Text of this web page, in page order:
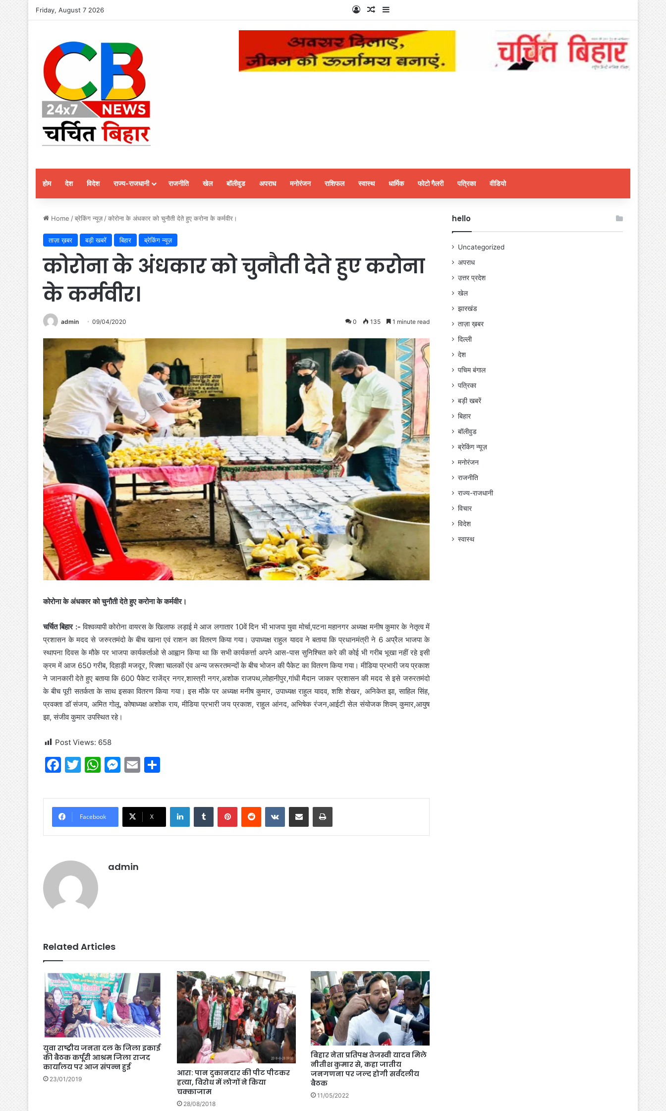
Friday, August 7 2026 Log InRandom Article
Sidebar
होम देश विदेश राज्य-राजधानी राजनीति खेल बॉलीवुड अपराध मनोरंजन राशिफल स्वास्थ धार्मिक फोटो गैलरी पत्रिका वीडियो
Home /ब्रेकिंग न्यूज़ /कोरोना के अंधकार को चुनौती देते हुए करोना के कर्मवीर।
ताज़ा ख़बर बड़ी खबरें बिहार ब्रेकिंग न्यूज़
कोरोना के अंधकार को चुनौती देते हुए करोना
के कर्मवीर।
admin 09/04/2020 0 135 1 minute read
कोरोना के अंधकार को चुनौती देते हुए करोना के कर्मवीर।
चर्चित बिहार :-विश्वव्यापी कोरोना वायरस के खिलाफ लड़ाई मे आज लगातार 10वें दिन भी भाजपा युवा मोर्चा,पटना महानगर अध्यक्ष मनीष कुमार के नेतृत्व में
प्रशासन के मदद से जरुरतमंदो के बीच खाना एवं राशन का वितरण किया गया। उपाध्यक्ष राहुल यादव ने बताया कि प्रधानमंत्री ने 6 अप्रैल भाजपा के
स्थापना दिवस के मौके पर भाजपा कार्यकर्ताओ से आह्वान किया था कि सभी कार्यकर्त्ता अपने आस-पास सुनिश्चित करे की कोई भी गरीब भूखा नहीं रहे इसी
क्रम में आज 650 गरीब, दिहाड़ी मजदूर, रिक्शा चालकों एंव अन्य जरूरतमन्दों के बीच भोजन की पैकेट का वितरण किया गया। मीडिया प्रभारी जय प्रकाश
ने जानकारी देते हुए बताया कि 600 पैकेट राजेंद्र नगर,शास्त्री नगर,अशोक राजपथ,लोहानीपुर,गांधी मैदान जाकर प्रशासन की मदद से इसे जरुरतमंदो
के बीच पूरी सतर्कता के साथ इसका वितरण किया गया। इस मौके पर अध्यक्ष मनीष कुमार, उपाध्यक्ष राहुल यादव, शशि शेखर, अनिकेत झा, साहिल सिंह,
प्रवक्ता डॉ संजय, अमित गोलू, कोषाध्यक्ष अशोक राय, मीडिया प्रभारी जय प्रकाश, राहुल आंनद, अभिषेक रंजन,आईटी सेल संयोजक शिवम् कुमार,आयुष
झा, संजीव कुमार उपस्थित रहे।
Post Views: 658
F
c
e
b
o
k
T
itt
er
W
at
s
A
M
s
s
e
er
E
ai
l
ar
e
Facebook X
LinkedInTumblr PinterestReddit VKontakteShare via Email Print
admin
Related Articles
युवा राष्ट्रीय जनता दल के जिला इकाई
की बैठक कर्पूरी आश्रम जिला राजद
कार्यालय पर आज संपन्न हुई
23/01/2019
आरा: पान दुकानदार की पीट पीटकर
हत्या, विरोध में लोगों ने किया
चक्काजाम
28/08/2018
बिहार नेता प्रतिपक्ष तेजस्वी यादव मिले
नीतीश कुमार से, कहा ​जातीय
जनगणना पर जल्द होगी सर्वदलीय
बैठक
11/05/2022
hello
Uncategorized
अपराध
उत्तर प्रदेश
खेल
झारखंड
ताज़ा ख़बर
दिल्ली
देश
पचिम बंगाल
पत्रिका
बड़ी खबरें
बिहार
बॉलीवुड
ब्रेकिंग न्यूज़
मनोरंजन
राजनीति
राज्य-राजधानी
विचार
विदेश
स्वास्थ